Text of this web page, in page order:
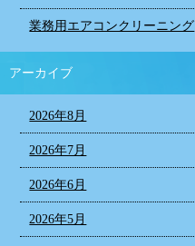
業務用エアコンクリーニング
アーカイブ
2026年8月
2026年7月
2026年6月
2026年5月